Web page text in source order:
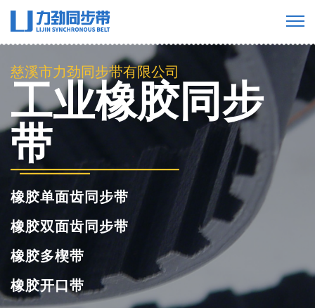
慈溪市力劲同步带有限公司
工业橡胶同步
带
橡胶单面齿同步带
橡胶双面齿同步带
橡胶多楔带
橡胶开口带